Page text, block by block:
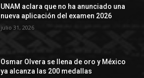
UNAM aclara que no ha anunciado una
nueva aplicación del examen 2026
julio 31, 2026
Osmar Olvera se llena de oro y México
ya alcanza las 200 medallas